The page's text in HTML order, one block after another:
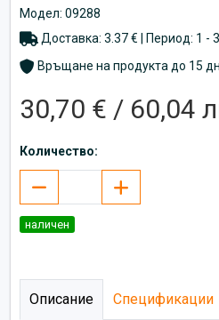
Модел: 09288
Доставка: 3.37 € | Период: 1 -
Връщане на продукта до 15
30,70 € / 60,04
Количество:
наличен
Описание Спецификации